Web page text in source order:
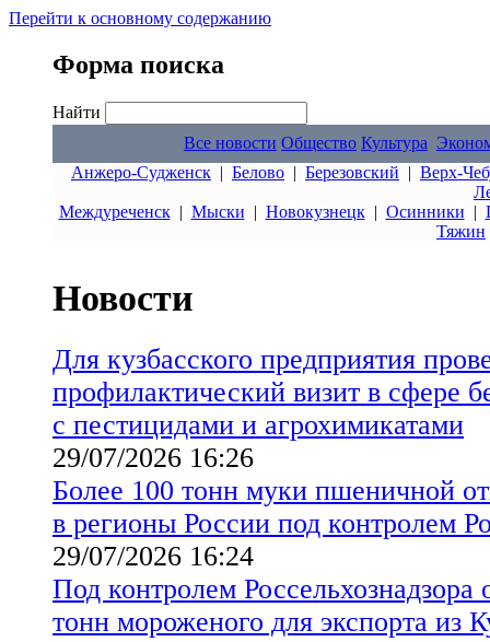
Перейти к основному содержанию
Форма поиска
Найти
Все новости Общество Культура
Анжеро-Судженск | Белово | Березовский | Верх-
Междуреченск| Мыски | Новокузнецк| Осинники |
Тяжин
Новости
Для кузбасского предприятия
профилактический визит в сфере
с пестицидами и агрохимикатами
29/07/2026 16:26
Более 100 тонн муки пшеничной
в регионы России под контролем
29/07/2026 16:24
Под контролем Россельхознадзора
тонн мороженого для экспорта из